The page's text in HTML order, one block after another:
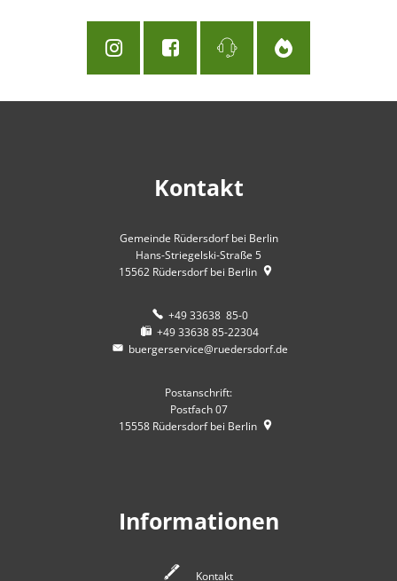
Kontakt
Gemeinde Rüdersdorf bei Berlin
Hans-Striegelski-Straße 5
15562 Rüdersdorf bei Berlin
+49 33638 85-0
+49 33638 85-22304
buergerservice@ruedersdorf.de
Postanschrift:
Postfach 07
15558 Rüdersdorf bei Berlin
Informationen
Kontakt